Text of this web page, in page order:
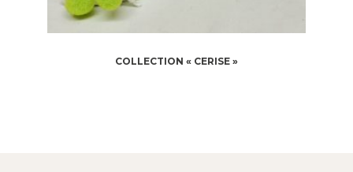
COLLECTION « CERISE »